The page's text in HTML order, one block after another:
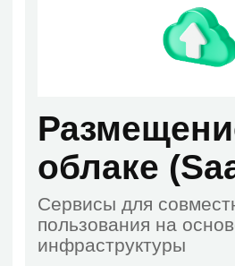
03.
Предотвращает утечки данных
через облака, мобильные
устройства и другие каналы.
Администратор задаёт политики
безопасности под требования
компании.
Интеграция с DLP